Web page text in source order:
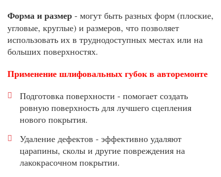
Форма и размер - могут быть разных форм (плоские,
угловые, круглые) и размеров, что позволяет
использовать их в труднодоступных местах или на
больших поверхностях.
Применение шлифовальных губок в авторемонте
Подготовка поверхности - помогает создать
ровную поверхность для лучшего сцепления
нового покрытия.
Удаление дефектов - эффективно удаляют
царапины, сколы и другие повреждения на
лакокрасочном покрытии.